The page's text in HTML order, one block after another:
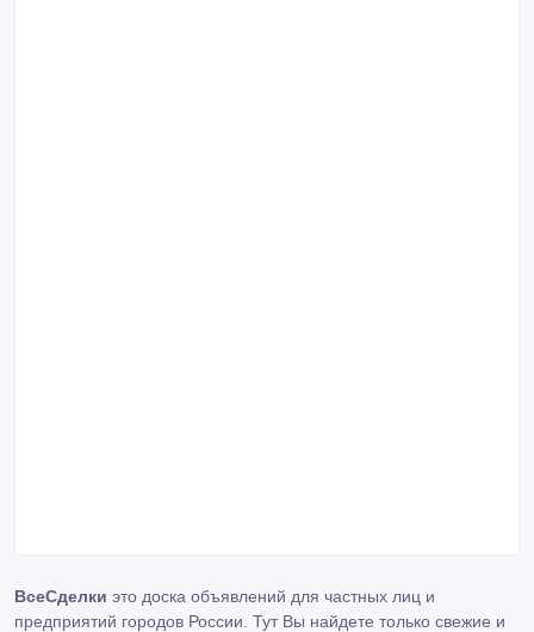
ВсеСделки это доска объявлений для частных лиц и
предприятий городов России. Тут Вы найдете только свежие и